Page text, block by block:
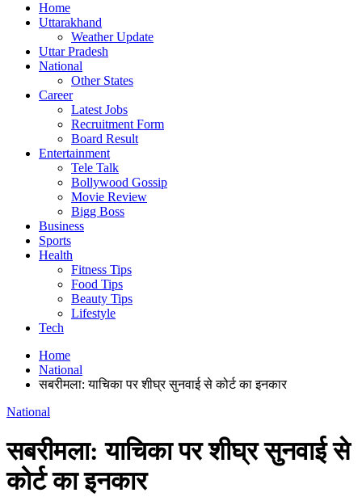
Home
Uttarakhand
Weather Update
Uttar Pradesh
National
Other States
Career
Latest Jobs
Recruitment Form
Board Result
Entertainment
Tele Talk
Bollywood Gossip
Movie Review
Bigg Boss
Business
Sports
Health
Fitness Tips
Food Tips
Beauty Tips
Lifestyle
Tech
Home
National
सबरीमला: याचिका पर शीघ्र सुनवाई से कोर्ट का इनकार
National
सबरीमला: याचिका पर शीघ्र सुनवाई से
कोर्ट का इनकार